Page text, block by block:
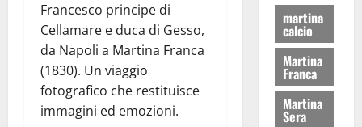
Francesco principe di
Cellamare e duca di Gesso,
da Napoli a Martina Franca
(1830). Un viaggio
fotografico che restituisce
immagini ed emozioni.
martina
calcio
Martina
Franca
Martina
Sera